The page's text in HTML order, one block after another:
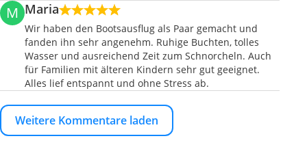
M Maria
Wir haben den Bootsausflug als Paar gemacht und
fanden ihn sehr angenehm. Ruhige Buchten, tolles
Wasser und ausreichend Zeit zum Schnorcheln. Auch
für Familien mit älteren Kindern sehr gut geeignet.
Alles lief entspannt und ohne Stress ab.
Weitere Kommentare laden